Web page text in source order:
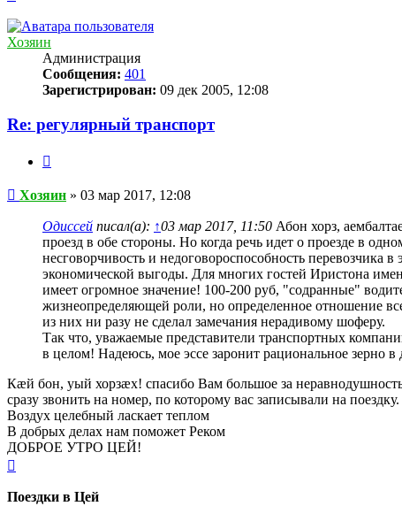
началу
Хозяин
Администрация
Сообщения: 401
Зарегистрирован: 09 дек 2005, 12:08
Re: регулярный транспорт
Сообщение
Хозяин » 03 мар 2017, 12:08
Одиссей писал(а): ↑03 мар 2017, 11:50 Абон хорз,
проезд в обе стороны. Но когда речь идет о проезде в
несговорчивость и недоговороспособность перевозчика
экономической выгоды. Для многих гостей Иристона
имеет огромное значение! 100-200 руб, "содранные"
жизнеопределяющей роли, но определенное отношение
из них ни разу не сделал замечания нерадивому шоферу.
Так что, уважаемые представители транспортных
в целом! Надеюсь, мое эссе заронит рациональное зерно
Кæй бон, уый хорзæх! спасибо Вам большое за
сразу звонить на номер, по которому вас записывали на поездку.
Воздух целебный ласкает теплом
В добрых делах нам поможет Реком
ДОБРОЕ УТРО ЦЕЙ!
началу
Поездки в Цей